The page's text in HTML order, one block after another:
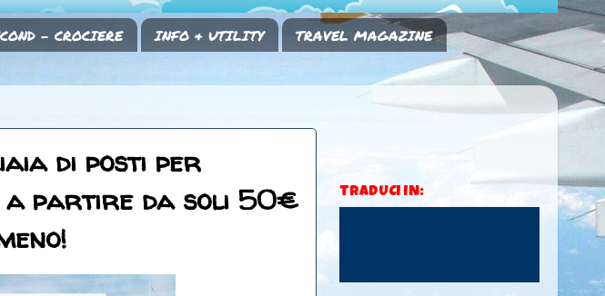
- CROCIERE INFO & UTILITY
TRAVEL MAGAZINE
di posti per
a partire da soli 50€
TRADUCI IN: